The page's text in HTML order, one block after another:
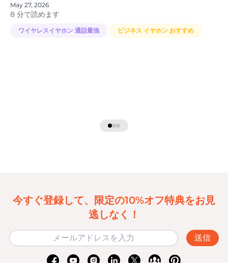
May 27, 2026
8 分で読めます
ワイヤレスイヤホン 通話最強 ビジネス イヤホン おすすめ
今すぐ登録して、限定の10%オフ特典をお見
逃しなく！
送信